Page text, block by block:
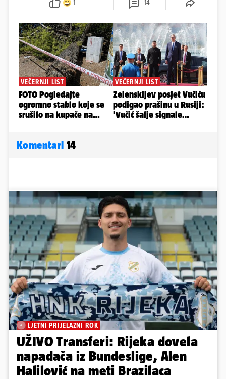
1 14
Komentari 14
LJETNI PRIJELAZNI ROK
UŽIVO Transferi: Rijeka dovela
napadača iz Bundeslige, Alen
Halilović na meti Brazilaca